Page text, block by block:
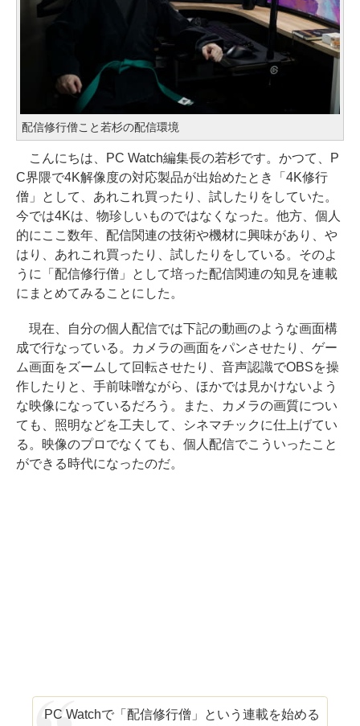
配信修行僧こと若杉の配信環境
こんにちは、PC Watch編集長の若杉です。かつて、P
C界隈で4K解像度の対応製品が出始めたとき「4K修行
僧」として、あれこれ買ったり、試したりをしていた。
今では4Kは、物珍しいものではなくなった。他方、個人
的にここ数年、配信関連の技術や機材に興味があり、や
はり、あれこれ買ったり、試したりをしている。そのよ
うに「配信修行僧」として培った配信関連の知見を連載
にまとめてみることにした。
現在、自分の個人配信では下記の動画のような画面構
成で行なっている。カメラの画面をパンさせたり、ゲー
ム画面をズームして回転させたり、音声認識でOBSを操
作したりと、手前味噌ながら、ほかでは見かけないよう
な映像になっているだろう。また、カメラの画質につい
ても、照明などを工夫して、シネマチックに仕上げてい
る。映像のプロでなくても、個人配信でこういったこと
ができる時代になったのだ。
PC Watchで「配信修行僧」という連載を始める